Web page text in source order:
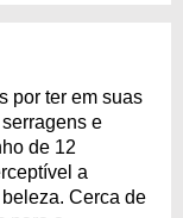
por ter em suas
e
de 12
a
Cerca de